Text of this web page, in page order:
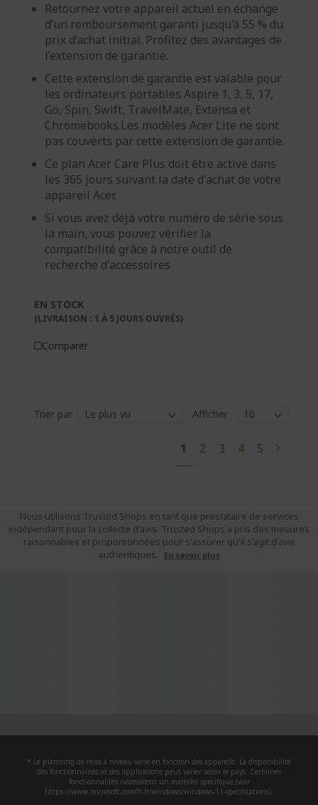
Retournez votre appareil actuel en échange
d’un remboursement garanti jusqu’à 55 % du
prix d’achat initial. Profitez des avantages de
l’extension de garantie.
Cette extension de garantie est valable pour
les ordinateurs portables Aspire 1, 3, 5, 17,
Go, Spin, Swift, TravelMate, Extensa et
Chromebooks.Les modèles Acer Lite ne sont
pas couverts par cette extension de garantie.
Ce plan Acer Care Plus doit être activé dans
les 365 jours suivant la date d'achat de votre
appareil Acer.
Si vous avez déjà votre numéro de série sous
la main, vous pouvez vérifier la
compatibilité grâce à notre outil de
recherche d'accessoires
EN STOCK
(LIVRAISON : 1 À 5 JOURS OUVRÉS)
Comparer
Trier par
Afficher
V
o
l
i
s
m
e
n
t
1
P
2
P
3
P
4
P
5
P
S
a
n
Nous utilisons Trusted Shops en tant que prestataire de services
indépendant pour la collecte d'avis. Trusted Shops a pris des mesures
raisonnables et proportionnées pour s'assurer qu'il s'agit d'avis
authentiques.
En savoir plus
* Le planning de mise à niveau varie en fonction des appareils. La disponibilité
des fonctionnalités et des applications peut varier selon le pays. Certaines
fonctionnalités nécessitent un matériel spécifique (voir
https://www.microsoft.com/fr-fr/windows/windows-11-specifications).